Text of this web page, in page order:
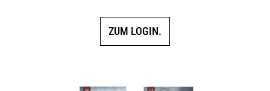
ZUM LOGIN.